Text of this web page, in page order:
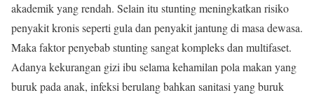
akademik yang rendah. Selain itu stunting meningkatkan risiko
penyakit kronis seperti gula dan penyakit jantung di masa dewasa.
Maka faktor penyebab stunting sangat kompleks dan multifaset.
Adanya kekurangan gizi ibu selama kehamilan pola makan yang
buruk pada anak, infeksi berulang bahkan sanitasi yang buruk